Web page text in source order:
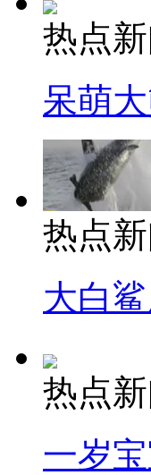
热点
呆萌
热点
大白
热点
一岁